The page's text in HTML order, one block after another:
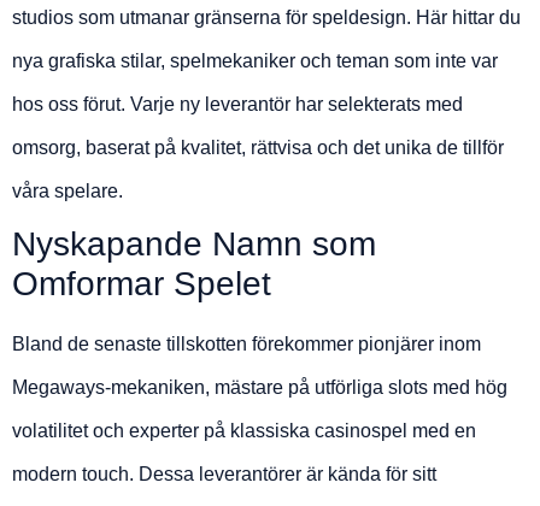
studios som utmanar gränserna för speldesign. Här hittar du
nya grafiska stilar, spelmekaniker och teman som inte var
hos oss förut. Varje ny leverantör har selekterats med
omsorg, baserat på kvalitet, rättvisa och det unika de tillför
våra spelare.
Nyskapande Namn som
Omformar Spelet
Bland de senaste tillskotten förekommer pionjärer inom
Megaways-mekaniken, mästare på utförliga slots med hög
volatilitet och experter på klassiska casinospel med en
modern touch. Dessa leverantörer är kända för sitt